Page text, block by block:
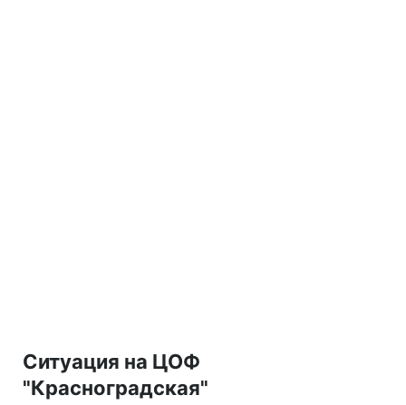
Ситуация на ЦОФ
"Красноградская"